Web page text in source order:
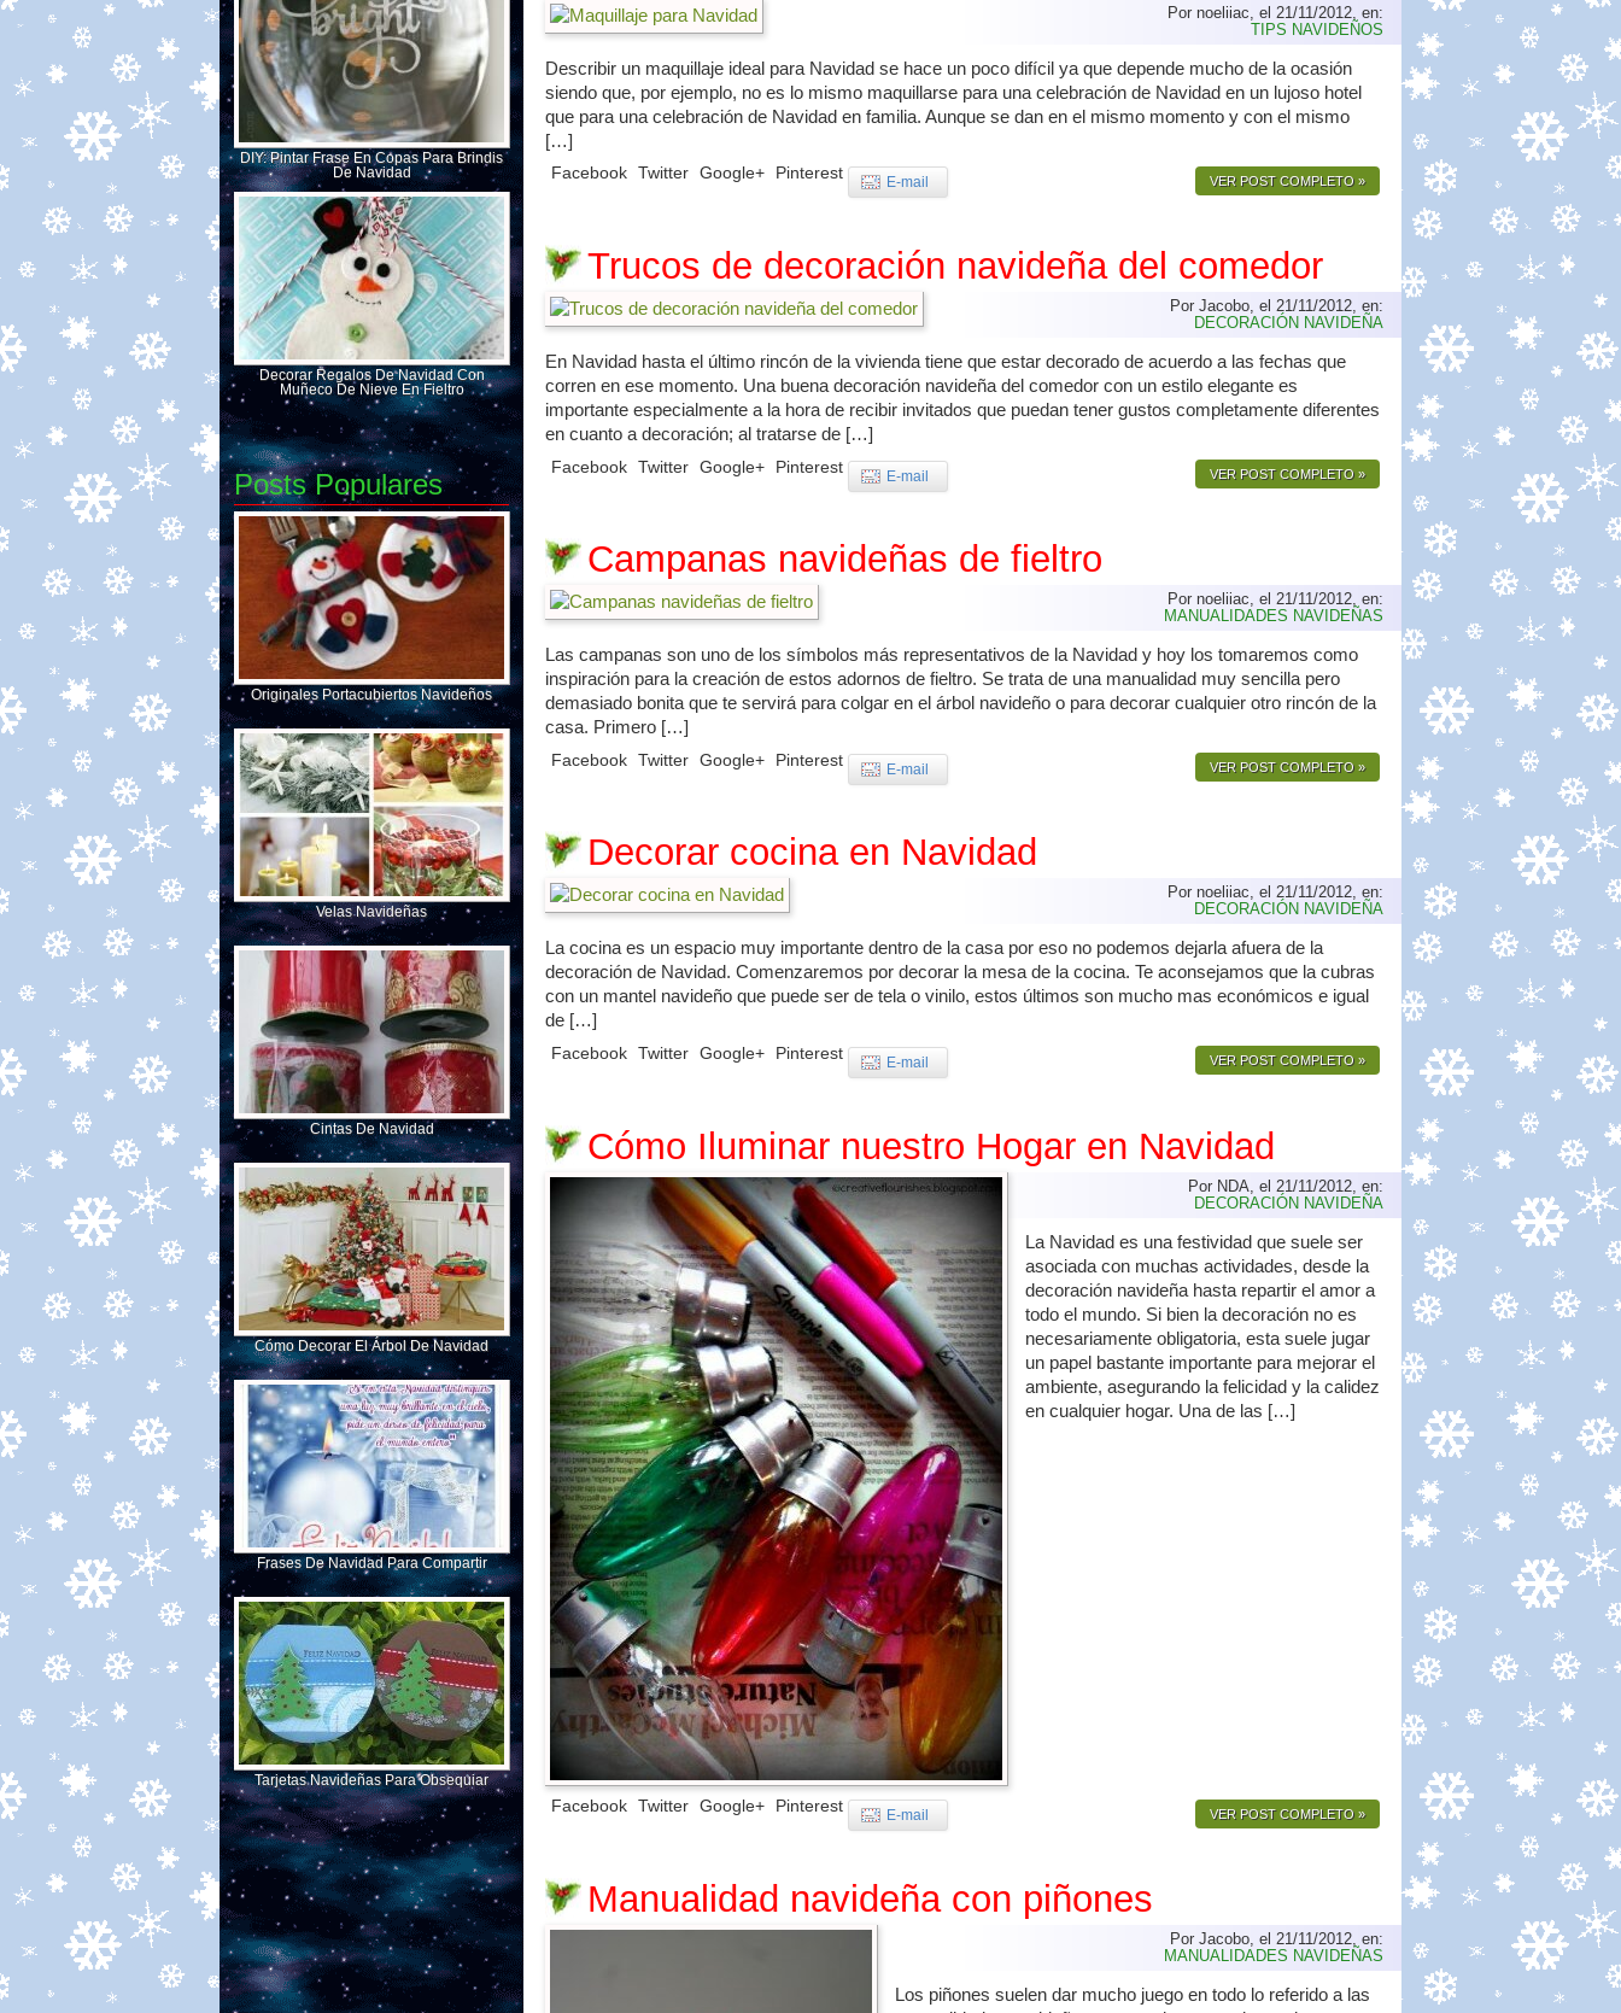
Por noeliiac, el 21/11/2012, en:
TIPS NAVIDEÑOS
Describir un maquillaje ideal para Navidad se hace un poco difícil ya que depende mucho de la ocasión
siendo que, por ejemplo, no es lo mismo maquillarse para una celebración de Navidad en un lujoso hotel
que para una celebración de Navidad en familia. Aunque se dan en el mismo momento y con el mismo
[…]
Facebook Twitter Google+ Pinterest E-mail VER POST COMPLETO »
Trucos de decoración navideña del comedor
Por Jacobo, el 21/11/2012, en:
DECORACIÓN NAVIDEÑA
En Navidad hasta el último rincón de la vivienda tiene que estar decorado de acuerdo a las fechas que
corren en ese momento. Una buena decoración navideña del comedor con un estilo elegante es
importante especialmente a la hora de recibir invitados que puedan tener gustos completamente diferentes
en cuanto a decoración; al tratarse de […]
Facebook Twitter Google+ Pinterest E-mail VER POST COMPLETO »
Campanas navideñas de fieltro
Por noeliiac, el 21/11/2012, en:
MANUALIDADES NAVIDEÑAS
Las campanas son uno de los símbolos más representativos de la Navidad y hoy los tomaremos como
inspiración para la creación de estos adornos de fieltro. Se trata de una manualidad muy sencilla pero
demasiado bonita que te servirá para colgar en el árbol navideño o para decorar cualquier otro rincón de la
casa. Primero […]
Facebook Twitter Google+ Pinterest E-mail VER POST COMPLETO »
Decorar cocina en Navidad
Por noeliiac, el 21/11/2012, en:
DECORACIÓN NAVIDEÑA
La cocina es un espacio muy importante dentro de la casa por eso no podemos dejarla afuera de la
decoración de Navidad. Comenzaremos por decorar la mesa de la cocina. Te aconsejamos que la cubras
con un mantel navideño que puede ser de tela o vinilo, estos últimos son mucho mas económicos e igual
de […]
Facebook Twitter Google+ Pinterest E-mail VER POST COMPLETO »
Cómo Iluminar nuestro Hogar en Navidad
Por NDA, el 21/11/2012, en:
DECORACIÓN NAVIDEÑA
La Navidad es una festividad que suele ser
asociada con muchas actividades, desde la
decoración navideña hasta repartir el amor a
todo el mundo. Si bien la decoración no es
necesariamente obligatoria, esta suele jugar
un papel bastante importante para mejorar el
ambiente, asegurando la felicidad y la calidez
en cualquier hogar. Una de las […]
Facebook Twitter Google+ Pinterest E-mail VER POST COMPLETO »
Manualidad navideña con piñones
Por Jacobo, el 21/11/2012, en:
MANUALIDADES NAVIDEÑAS
Los piñones suelen dar mucho juego en todo lo referido a las
DIY: Pintar Frase En Copas Para Brindis
De Navidad
Decorar Regalos De Navidad Con
Muñeco De Nieve En Fieltro
Posts Populares
Originales Portacubiertos Navideños
Velas Navideñas
Cintas De Navidad
Cómo Decorar El Árbol De Navidad
Frases De Navidad Para Compartir
Tarjetas Navideñas Para Obsequiar